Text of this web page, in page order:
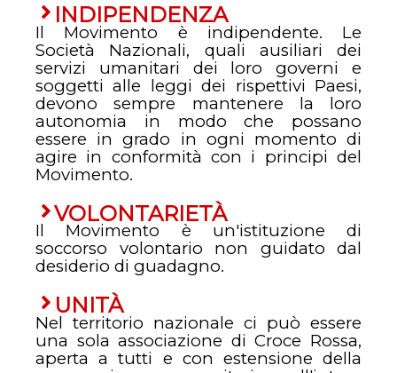
INDIPENDENZA
Il Movimento è indipendente. Le
Società Nazionali, quali ausiliari dei
servizi umanitari dei loro governi e
soggetti alle leggi dei rispettivi Paesi,
devono sempre mantenere la loro
autonomia in modo che possano
essere in grado in ogni momento di
agire in conformità con i principi del
Movimento.
VOLONTARIETÀ
Il Movimento è un'istituzione di
soccorso volontario non guidato dal
desiderio di guadagno.
UNITÀ
Nel territorio nazionale ci può essere
una sola associazione di Croce Rossa,
aperta a tutti e con estensione della